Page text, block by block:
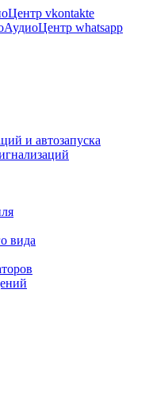
и автозапуска
вида